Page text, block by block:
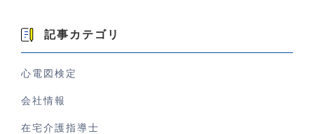
記事カテゴリ
心電図検定
会社情報
在宅介護指導士